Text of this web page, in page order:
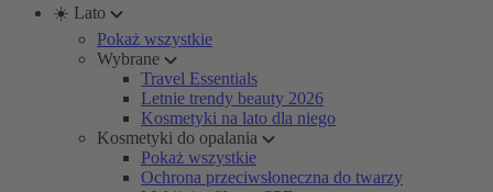
☀️ Lato
Pokaż wszystkie
Wybrane
Travel Essentials
Letnie trendy beauty 2026
Kosmetyki na lato dla niego
Kosmetyki do opalania
Pokaż wszystkie
Ochrona przeciwsłoneczna do twarzy